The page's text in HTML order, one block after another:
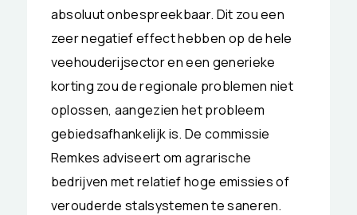
absoluut onbespreekbaar. Dit zou een
zeer negatief effect hebben op de hele
veehouderijsector en een generieke
korting zou de regionale problemen niet
oplossen, aangezien het probleem
gebiedsafhankelijk is. De commissie
Remkes adviseert om agrarische
bedrijven met relatief hoge emissies of
verouderde stalsystemen te saneren.